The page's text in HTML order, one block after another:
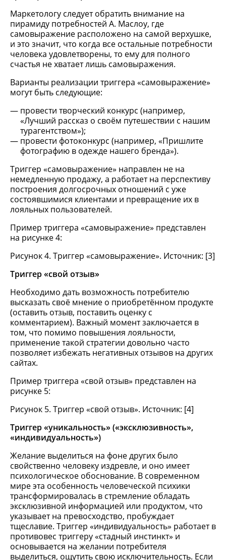
Маркетологу следует обратить внимание на
пирамиду потребностей А. Маслоу, где
самовыражение расположено на самой верхушке,
и это значит, что когда все остальные потребности
человека удовлетворены, то ему для полного
счастья не хватает лишь самовыражения.
Варианты реализации триггера «самовыражение»
могут быть следующие:
провести творческий конкурс (например,
«Лучший рассказ о своём путешествии с нашим
турагентством»);
провести фотоконкурс (например, «Пришлите
фотографию в одежде нашего бренда»).
Триггер «самовыражение» направлен не на
немедленную продажу, а работает на перспективу
построения долгосрочных отношений с уже
состоявшимися клиентами и превращение их в
лояльных пользователей.
Пример триггера «самовыражение» представлен
на рисунке 4:
Рисунок 4. Триггер «самовыражение». Источник: [3]
Триггер «свой отзыв»
Необходимо дать возможность потребителю
высказать своё мнение о приобретённом продукте
(оставить отзыв, поставить оценку с
комментарием). Важный момент заключается в
том, что помимо повышения лояльности,
применение такой стратегии довольно часто
позволяет избежать негативных отзывов на других
сайтах.
Пример триггера «свой отзыв» представлен на
рисунке 5:
Рисунок 5. Триггер «свой отзыв». Источник: [4]
Триггер «уникальность» («эксклюзивность»,
«индивидуальность»)
Желание выделиться на фоне других было
свойственно человеку издревле, и оно имеет
психологическое обоснование. В современном
мире эта особенность человеческой психики
трансформировалась в стремление обладать
эксклюзивной информацией или продуктом, что
указывает на превосходство, пробуждает
тщеславие. Триггер «индивидуальность» работает в
противовес триггеру «стадный инстинкт» и
основывается на желании потребителя
выделиться, ощутить свою исключительность. Если